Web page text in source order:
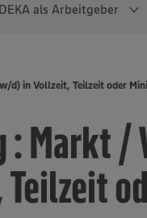
als Arbeitgeber
Direkteinstieg
Noch Fragen?
Überblick
EDEKA-Zentrale
EDEKA
EDEKA
EDEKA-
d) in Vollzeit, Teilzeit oder
Markt /